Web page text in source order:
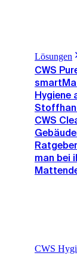
Lösungen
CWS
Hygiene
CWS
man bei
CWS